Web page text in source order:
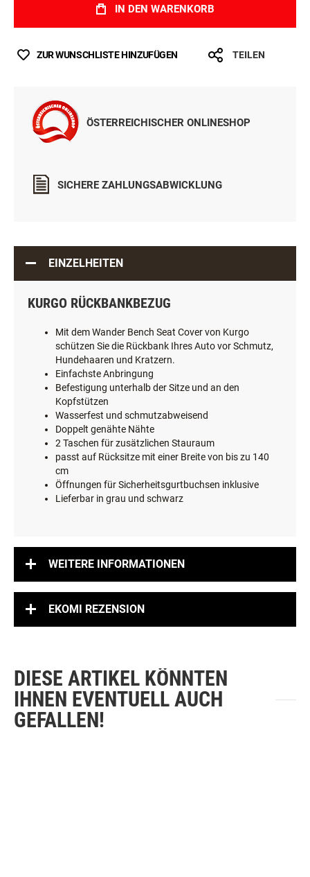
IN DEN WARENKORB
ZUR WUNSCHLISTE HINZUFÜGEN TEILEN
ÖSTERREICHISCHER ONLINESHOP
SICHERE ZAHLUNGSABWICKLUNG
EINZELHEITEN
KURGO RÜCKBANKBEZUG
Mit dem Wander Bench Seat Cover von Kurgo
schützen Sie die Rückbank Ihres Auto vor Schmutz,
Hundehaaren und Kratzern.
Einfachste Anbringung
Befestigung unterhalb der Sitze und an den
Kopfstützen
Wasserfest und schmutzabweisend
Doppelt genähte Nähte
2 Taschen für zusätzlichen Stauraum
passt auf Rücksitze mit einer Breite von bis zu 140
cm
Öffnungen für Sicherheitsgurtbuchsen inklusive
Lieferbar in grau und schwarz
WEITERE INFORMATIONEN
EKOMI REZENSION
DIESE ARTIKEL KÖNNTEN
IHNEN EVENTUELL AUCH
GEFALLEN!